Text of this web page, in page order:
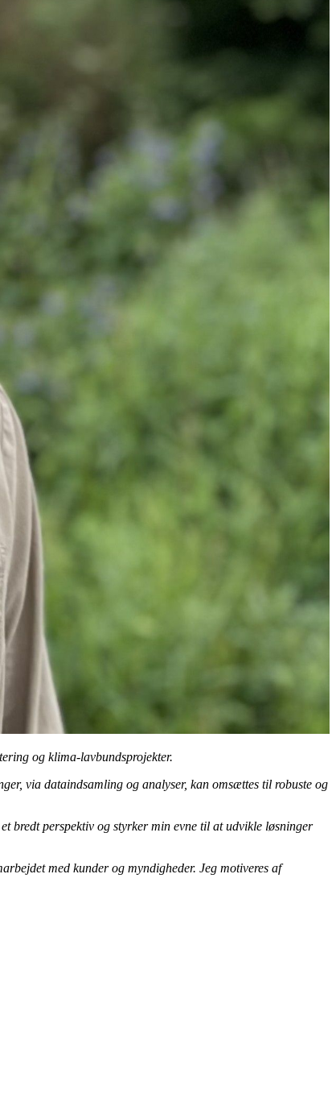
og klima‑lavbundsprojekter.
via dataindsamling og analyser, kan omsættes til robuste og
bredt perspektiv og styrker min evne til at udvikle løsninger
med kunder og myndigheder. Jeg motiveres af